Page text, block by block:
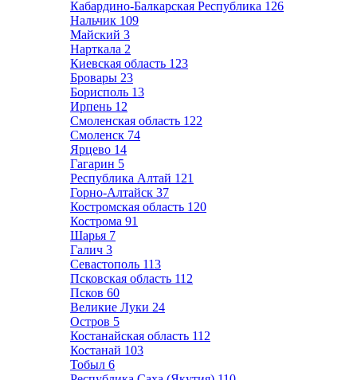
Кабардино-Балкарская Республика 126
Нальчик 109
Майский 3
Нарткала 2
Киевская область 123
Бровары 23
Борисполь 13
Ирпень 12
Смоленская область 122
Смоленск 74
Ярцево 14
Гагарин 5
Республика Алтай 121
Горно-Алтайск 37
Костромская область 120
Кострома 91
Шарья 7
Галич 3
Севастополь 113
Псковская область 112
Псков 60
Великие Луки 24
Остров 5
Костанайская область 112
Костанай 103
Тобыл 6